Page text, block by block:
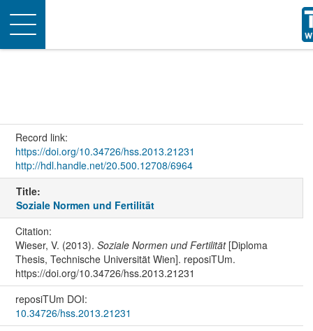
Toggle
navigation
Record link:
https://doi.org/10.34726/hss.2013.21231
http://hdl.handle.net/20.500.12708/6964
Title:
Soziale Normen und Fertilität
Citation:
Wieser, V. (2013). Soziale Normen und Fertilität[Diploma
Thesis, Technische Universität Wien]. reposiTUm.
https://doi.org/10.34726/hss.2013.21231
reposiTUm DOI:
10.34726/hss.2013.21231